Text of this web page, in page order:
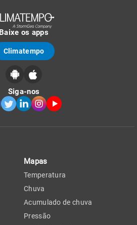
Baixe os apps
Climatempo
Siga-nos
Mapas
Temperatura
Chuva
Acumulado de chuva
Pressão